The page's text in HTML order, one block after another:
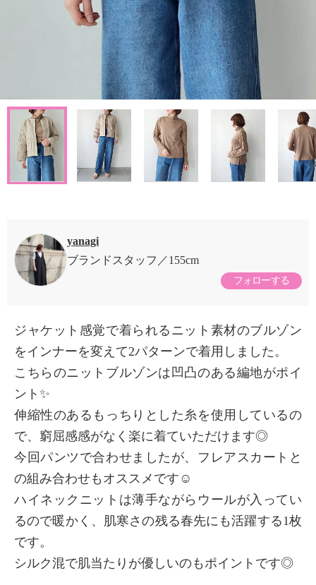
yanagi
ブランドスタッフ
155cm
フォローする
ジャケット感覚で着られるニット素材のブルゾン
をインナーを変えて2パターンで着用しました。
こちらのニットブルゾンは凹凸のある編地がポイ
ント✨
伸縮性のあるもっちりとした糸を使用しているの
で、窮屈感感がなく楽に着ていただけます◎
今回パンツで合わせましたが、フレアスカートと
の組み合わせもオススメです☺️
ハイネックニットは薄手ながらウールが入ってい
るので暖かく、肌寒さの残る春先にも活躍する1枚
です。
シルク混で肌当たりが優しいのもポイントです◎